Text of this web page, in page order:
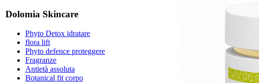
Dolomia Skincare
Phyto Detox idratare
flora lift
Phyto defence proteggere
Fragranze
Antietà assoluta
Botanical fit corpo